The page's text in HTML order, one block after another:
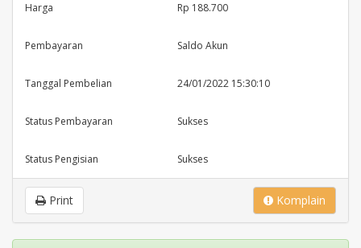
Harga Rp 188.700
Pembayaran Saldo Akun
Tanggal Pembelian 24/01/2022 15:30:10
Status Pembayaran Sukses
Status Pengisian Sukses
Komplain
Print